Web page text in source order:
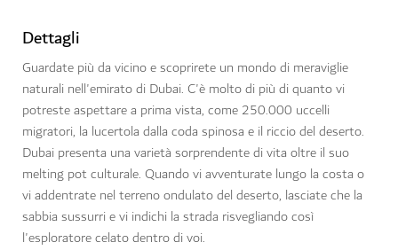
Dettagli
Guardate più da vicino e scoprirete un mondo di meraviglie
naturali nell'emirato di Dubai. C'è molto di più di quanto vi
potreste aspettare a prima vista, come 250.000 uccelli
migratori, la lucertola dalla coda spinosa e il riccio del deserto.
Dubai presenta una varietà sorprendente di vita oltre il suo
melting pot culturale. Quando vi avventurate lungo la costa o
vi addentrate nel terreno ondulato del deserto, lasciate che la
sabbia sussurri e vi indichi la strada risvegliando così
l'esploratore celato dentro di voi.